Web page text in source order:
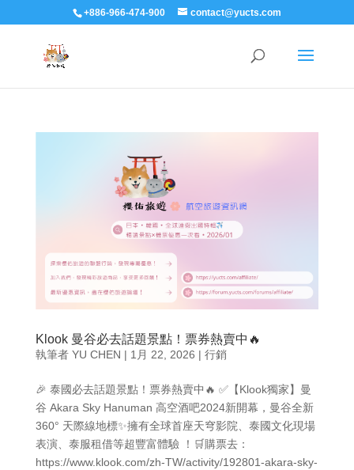
+886-966-474-900 contact@yucts.com
Klook 曼谷必去話題景點！票券熱賣中🔥
執筆者 YU CHEN | 1月 22, 2026 | 行銷
🎉 泰國必去話題景點！票券熱賣中🔥 ✅【Klook獨家】曼
谷 Akara Sky Hanuman 高空酒吧2024新開幕，曼谷全新
360° 天際線地標✨擁有全球首座天穹影院、泰國文化現場
表演、泰服租借等超豐富體驗 ！🛒購票去：
https://www.klook.com/zh-TW/activity/192801-akara-sky-